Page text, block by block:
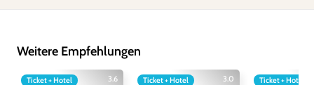
Weitere Empfehlungen
3.6
Ticket + Hotel 3.0
Ticket + Hotel Ticket + Hotel